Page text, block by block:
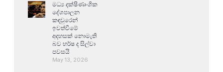
මධ්‍ය දක්ෂිණාංශික
දේශපාලන
කඳවුරෙන්
ඉවත්වීමේ
අදහසක් නොමැති
බව හර්ෂ ද සිල්වා
පවසයි
May 13, 2026